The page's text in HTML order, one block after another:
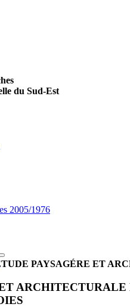
du Sud-Est
2005/1976
PAYSAGÉRE ET